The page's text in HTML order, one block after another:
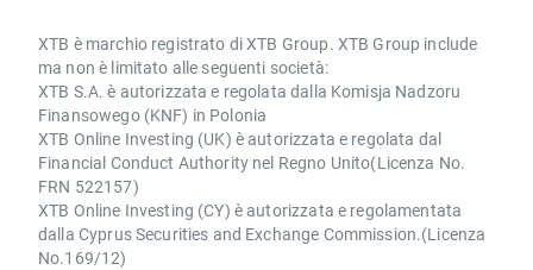
XTB è marchio registrato di XTB Group. XTB Group include
ma non è limitato alle seguenti società:
XTB S.A. è autorizzata e regolata dalla Komisja Nadzoru
Finansowego (KNF) in Polonia
XTB Online Investing (UK) è autorizzata e regolata dal
Financial Conduct Authority nel Regno Unito(Licenza No.
FRN 522157)
XTB Online Investing (CY) è autorizzata e regolamentata
dalla Cyprus Securities and Exchange Commission.(Licenza
No.169/12)